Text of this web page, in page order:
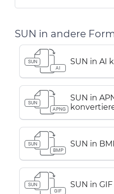
SUN in andere
SUN
AI
SUN in AI
SUN
APNG
SUN in
SUN
BMP
SUN in
SUN
GIF
SUN in